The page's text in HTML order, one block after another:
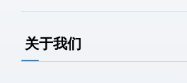
关于我们